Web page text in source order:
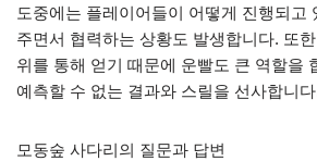
도중에는 플레이어들이 어떻게 진행되고
주면서 협력하는 상황도 발생합니다. 또
위를 통해 얻기 때문에 운빨도 큰 역할을
예측할 수 없는 결과와 스릴을 선사합니
모동숲 사다리의 질문과 답변